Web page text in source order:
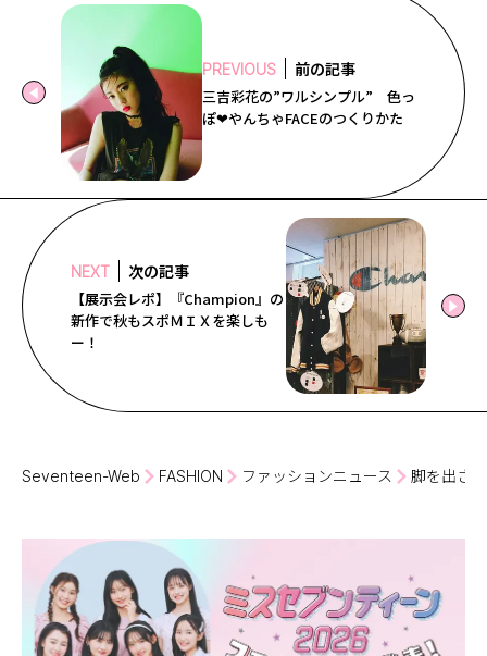
PREVIOUS 前の記事
三吉彩花の”ワルシンプル” 色っ
ぽ❤やんちゃFACEのつくりかた
NEXT 次の記事
【展示会レポ】『Champion』の
新作で秋もスポＭＩＸを楽しも
ー！
Seventeen-Web FASHION ファッションニュース 脚を出さ